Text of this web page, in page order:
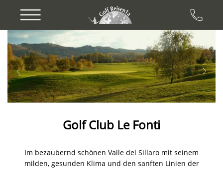
Previous Next
Golf Club Le Fonti
Im bezaubernd schönen Valle del Sillaro mit seinem
milden, gesunden Klima und den sanften Linien der